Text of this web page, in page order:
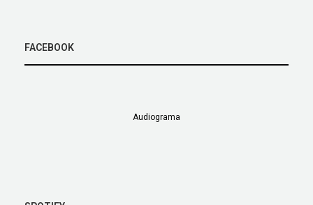
FACEBOOK
Audiograma